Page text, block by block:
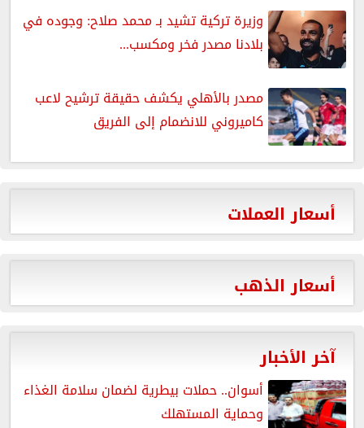
وزيرة تركية تشيد بـ محمد صلاح: وجوده في
بلادنا مصدر فخر ومكسب...
مصدر بالأهلي يكشف حقيقة ترشيح لاعب
كاميروني للانضمام إلى الفريق
أسعار العملات
أسعار الذهب
آخر الأخبار
أسوان.. حملات بيطرية لضمان سلامة الغذاء
وحماية المستهلك